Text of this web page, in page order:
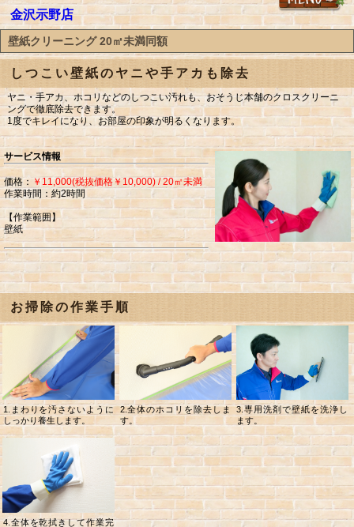
金沢示野店
壁紙クリーニング 20㎡未満同額
しつこい壁紙のヤニや手アカも除去
ヤニ・手アカ、ホコリなどのしつこい汚れも、おそうじ本舗のクロスクリーニ
ングで徹底除去できます。
1度でキレイになり、お部屋の印象が明るくなります。
サービス情報
価格：￥11,000(税抜価格￥10,000) / 20㎡未満
作業時間：約2時間
【作業範囲】
壁紙
お掃除の作業手順
1.まわりを汚さないように
しっかり養生します。
2.全体のホコリを除去しま
す。
3.専用洗剤で壁紙を洗浄し
ます。
4.全体を乾拭きして作業完